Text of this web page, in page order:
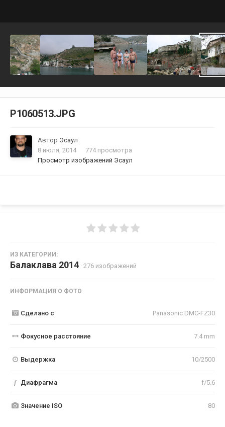
P1060513.JPG
Автор Эсаул
8 июля, 2014
774 просмотра
Просмотр изображений Эсаул
ИЗ КАТЕГОРИИ:
Балаклава 2014 · 276 изображений
ИНФОРМАЦИЯ О ФОТО
Сделано с Panasonic DMC-FZ30
Фокусное расстояние 7.4 mm
Выдержка 10/2500
f Диафрагма f/5.6
Значение ISO 80